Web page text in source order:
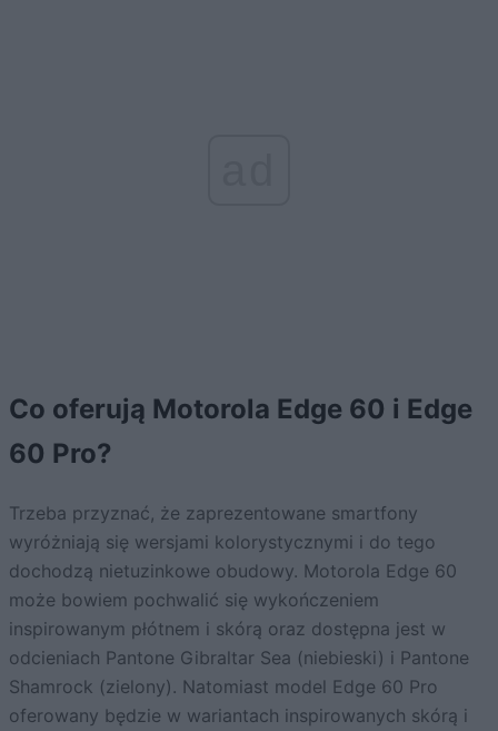
Co oferują Motorola Edge 60 i Edge
60 Pro?
Trzeba przyznać, że zaprezentowane smartfony
wyróżniają się wersjami kolorystycznymi i do tego
dochodzą nietuzinkowe obudowy. Motorola Edge 60
może bowiem pochwalić się wykończeniem
inspirowanym płótnem i skórą oraz dostępna jest w
odcieniach Pantone Gibraltar Sea (niebieski) i Pantone
Shamrock (zielony). Natomiast model Edge 60 Pro
oferowany będzie w wariantach inspirowanych skórą i